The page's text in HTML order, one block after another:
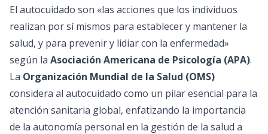
El autocuidado son «las acciones que los individuos
realizan por sí mismos para establecer y mantener la
salud, y para prevenir y lidiar con la enfermedad»
según la Asociación Americana de Psicología (APA).
La Organización Mundial de la Salud (OMS)
considera al autocuidado como un pilar esencial para la
atención sanitaria global, enfatizando la importancia
de la autonomía personal en la gestión de la salud a